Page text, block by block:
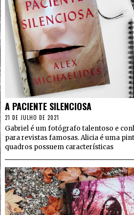
A PACIENTE SILENCIOSA
21 DE JULHO DE 2021
Gabriel é um fotógrafo talentoso e
para revistas famosas. Alicia é uma
quadros possuem características